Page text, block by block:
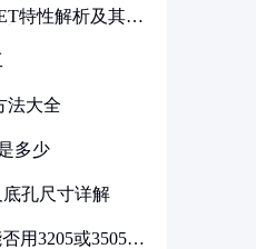
特性解析及其在
法大全
多少
底孔尺寸详解
用3205或3505代